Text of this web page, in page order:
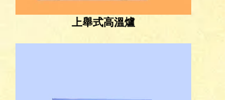
上舉式高溫爐